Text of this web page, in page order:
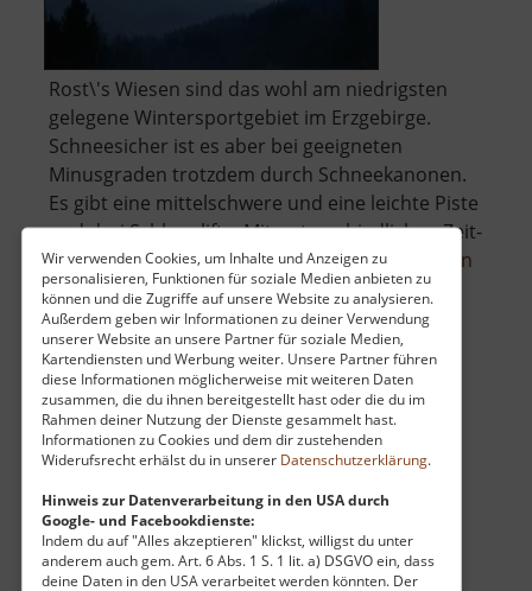
Wir verwenden Cookies, um Inhalte und Anzeigen zu
personalisieren, Funktionen für soziale Medien anbieten zu
können und die Zugriffe auf unsere Website zu analysieren.
Außerdem geben wir Informationen zu deiner Verwendung
unserer Website an unsere Partner für soziale Medien,
Kartendiensten und Werbung weiter. Unsere Partner führen
diese Informationen möglicherweise mit weiteren Daten
zusammen, die du ihnen bereitgestellt hast oder die du im
Rahmen deiner Nutzung der Dienste gesammelt hast.
Informationen zu Cookies und dem dir zustehenden
Widerufsrecht erhälst du in unserer Datenschutzerklärung.
Hinweis zur Datenverarbeitung in den USA durch
Google- und Facebookdienste:
Indem du auf "Alles akzeptieren" klickst, willigst du unter
anderem auch gem. Art. 6 Abs. 1 S. 1 lit. a) DSGVO ein, dass
deine Daten in den USA verarbeitet werden könnten. Der
Rost\'s Wiesen sind das wohl am niedrigsten
gelegene Wintersportgebiet im Erzgebirge.
Schneesicher ist es aber bei geeigneten
Minusgraden trotzdem durch Schneekanonen.
Es gibt eine mittelschwere und eine leichte Piste
und drei Schlepplifte. Mit unterschiedlichen Zeit-
oder Punktekarten findet jeder e.. »weiterlesen
Westbruch
Sachsen
aktuell vom 11.04.2026 / Zugriffe: 4348
84 km vom aktuellen Standort